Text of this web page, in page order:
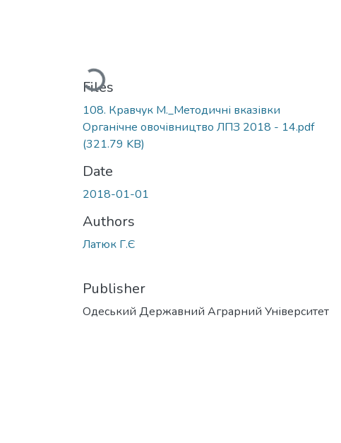
Loading...
Files
108. Кравчук М._Методичні вказівки
Органічне овочівництво ЛПЗ 2018 - 14.pdf
(321.79 KB)
Date
2018-01-01
Authors
Латюк Г.Є
Publisher
Одеський Державний Аграрний Університет